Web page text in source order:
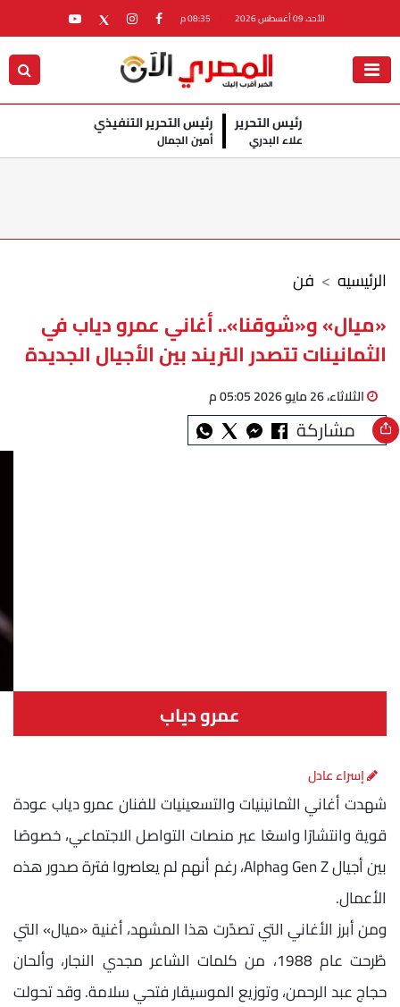
الأحد، 09 أغسطس 2026
رئيس التحرير
علاء البدري
رئيس التحرير التنفيذي
أمين الجمال
فن الرئيسيه
«ميال» و«شوقنا».. أغاني عمرو دياب في
الثمانينات تتصدر التريند بين الأجيال الجديدة
الثلاثاء، 26 مايو 2026 05:05 م
مشاركة
عمرو دياب
إسراء عادل
شهدت أغاني الثمانينيات والتسعينيات للفنان عمرو دياب عودة
قوية وانتشارًا واسعًا عبر منصات التواصل الاجتماعي، خصوصًا
بين أجيال Gen Z وAlpha، رغم أنهم لم يعاصروا فترة صدور هذه
الأعمال.
ومن أبرز الأغاني التي تصدّرت هذا المشهد، أغنية «ميال» التي
طُرحت عام 1988، من كلمات الشاعر مجدي النجار، وألحان
حجاج عبد الرحمن، وتوزيع الموسيقار فتحي سلامة. وقد تحولت